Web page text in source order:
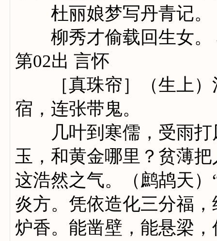
杜丽娘梦写丹青记。
柳秀才偷载回生女。
第02出 言怀
［真珠帘］（生上）
宿，连张带鬼。
几叶到寒儒，受雨打
玉，和黄金哪里？贫薄
这浩然之气。（鹧鸪天
炎方。凭依造化三分福
炉香。能凿壁，能悬梁